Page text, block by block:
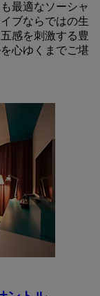
最適なソーシャ
ブならではの生
感を刺激する豊
心ゆくまでご堪